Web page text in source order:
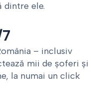
dintre ele.
– inclusiv
mii de șoferi și
la numai un click